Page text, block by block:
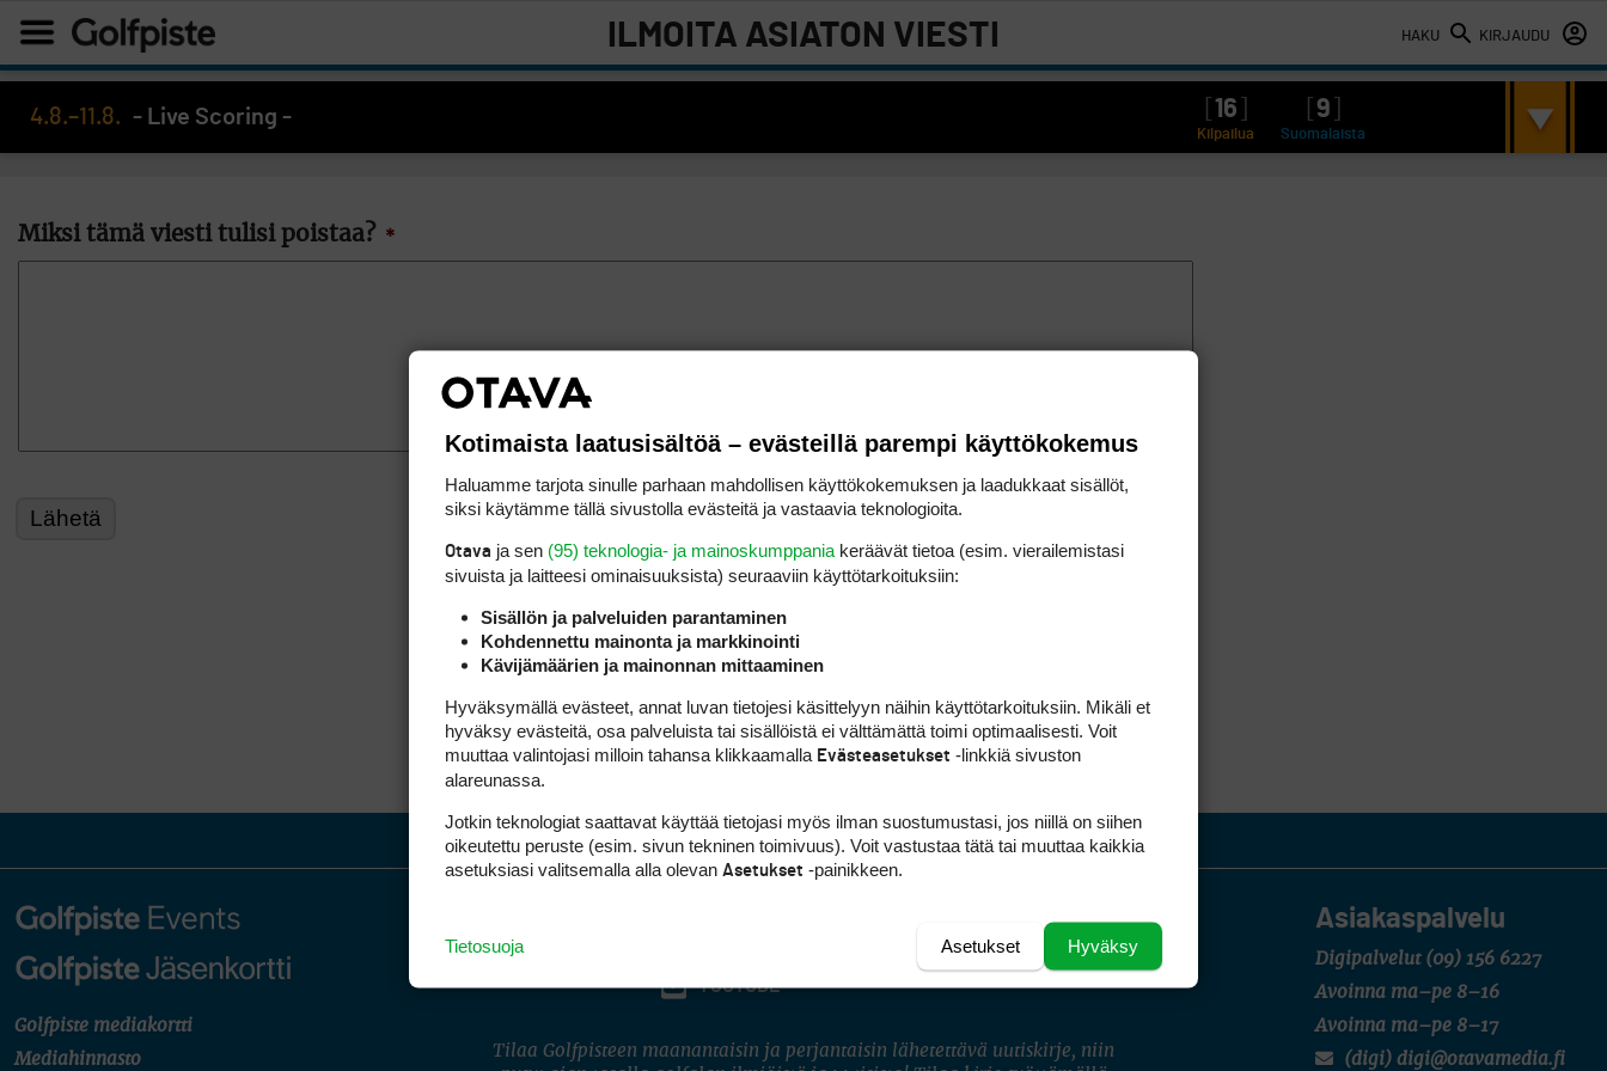
HAKU KIRJAUDU
ILMOITA ASIATON VIESTI
4.8.–11.8. - Live Scoring - 16 9
Kilpailua Suomalaista
Miksi tämä viesti tulisi poistaa? *
Golfpiste mediakortti
Mediahinnasto
Asiakaspalvelu
Digipalvelut (09) 156 6227
Avoinna ma–pe 8–16
Avoinna ma–pe 8–17
(digi) digi@otavamedia.fi
INSTAGRAM
YOUTUBE
Tilaa Golfpisteen maanantaisin ja perjantaisin lähetettävä uutiskirje, niin
Kotimaista laatusisältöä – evästeillä parempi käyttökokemus
Haluamme tarjota sinulle parhaan mahdollisen käyttökokemuksen ja laadukkaat sisällöt,
siksi käytämme tällä sivustolla evästeitä ja vastaavia teknologioita.
Otava ja sen (95) teknologia- ja mainoskumppania keräävät tietoa (esim. vierailemis­tasi
sivuista ja laitteesi ominaisuuk­sista) seuraaviin käyttötarkoituksiin:
Sisällön ja palveluiden parantaminen
Kohdennettu mainonta ja markkinointi
Kävijämäärien ja mainonnan mittaaminen
Hyväksymällä evästeet, annat luvan tietojesi käsittelyyn näihin käyttötarkoituksiin. Mikäli et
hyväksy evästeitä, osa palveluista tai sisällöistä ei välttämättä toimi optimaalisesti. Voit
muuttaa valintojasi milloin tahansa klikkaamalla Evästeasetukset -linkkiä sivuston
alareunassa.
Jotkin teknologiat saattavat käyttää tietojasi myös ilman suostumustasi, jos niillä on siihen
oikeutettu peruste (esim. sivun tekninen toimivuus). Voit vastustaa tätä tai muuttaa kaikkia
asetuksiasi valitsemalla alla olevan Asetukset -painikkeen.
Hyväksy
Asetukset
Tietosuoja